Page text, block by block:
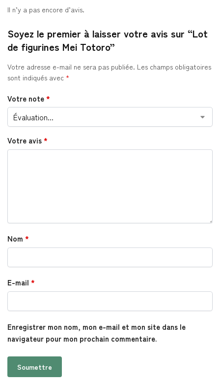
Il n’y a pas encore d’avis.
Soyez le premier à laisser votre avis sur “Lot
de figurines Mei Totoro”
Votre adresse e-mail ne sera pas publiée. Les champs obligatoires
sont indiqués avec *
Votre note*
Votre avis*
Nom *
E-mail *
Enregistrer mon nom, mon e-mail et mon site dans le
navigateur pour mon prochain commentaire.